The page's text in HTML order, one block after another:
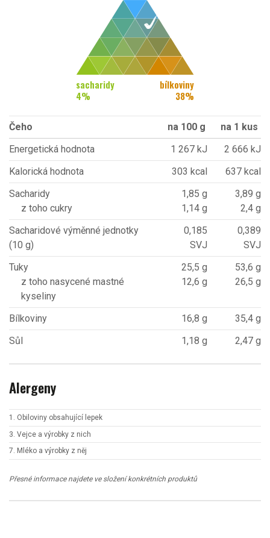
sacharidy
4%
bílkoviny
38%
Čeho na 100 g
na 1 kus
Energetická hodnota
1 267 kJ
2 666 kJ
Kalorická hodnota
303 kcal
637 kcal
Sacharidy
z toho cukry
1,85 g
1,14 g
3,89 g
2,4 g
Sacharidové výměnné jednotky
(10 g)
0,185
SVJ
0,389
SVJ
Tuky
z toho nasycené mastné
kyseliny
25,5 g
12,6 g
53,6 g
26,5 g
Bílkoviny 16,8 g
35,4 g
Sůl
1,18 g 2,47 g
Alergeny
1. Obiloviny obsahující lepek
3. Vejce a výrobky z nich
7. Mléko a výrobky z něj
Přesné informace najdete ve složení konkrétních produktů